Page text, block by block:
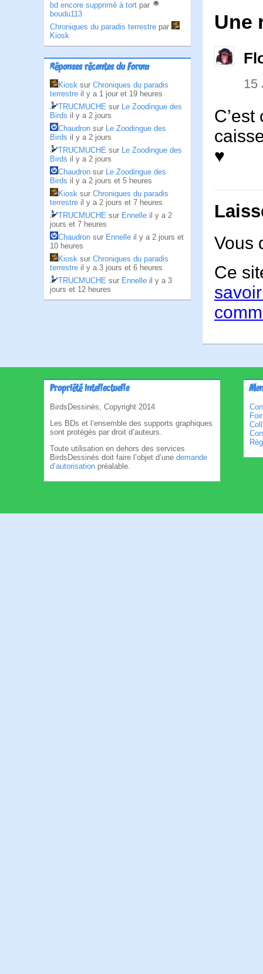
bd encore supprimé à tort par
boudu113
Chroniques du paradis terrestre par
Kiosk
Réponses récentes du Forum
Kiosk sur Chroniques du paradis
terrestre il y a 1 jour et 19 heures
TRUCMUCHE sur Le Zoodingue des
Birds il y a 2 jours
Chaudron sur Le Zoodingue des
Birds il y a 2 jours
TRUCMUCHE sur Le Zoodingue des
Birds il y a 2 jours
Chaudron sur Le Zoodingue des
Birds il y a 2 jours et 5 heures
Kiosk sur Chroniques du paradis
terrestre il y a 2 jours et 7 heures
TRUCMUCHE sur Ennelle il y a 2
jours et 7 heures
Chaudron sur Ennelle il y a 2 jours et
10 heures
Kiosk sur Chroniques du paradis
terrestre il y a 3 jours et 6 heures
TRUCMUCHE sur Ennelle il y a 3
jours et 12 heures
Une
15
♥
Vous
Ce
Propriété intellectuelle
BirdsDessinés, Copyright 2014
Les BDs et l’ensemble des supports graphiques
sont protégés par droit d’auteurs.
Toute utilisation en dehors des services
BirdsDessinés doit faire l’objet d’une demande
d’autorisation préalable.